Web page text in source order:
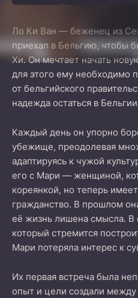
Ло Ки Ван — беженец из
приехал в Бельгию, чтобы
Хи. Он мечтает начать
для этого ему необходимо
от бельгийского
надежда остаться в
Каждый день он упорно
убежище, преодолевая
адаптируясь к чужой
его с Мари — женщиной,
кореянкой, но теперь
гражданство. В прошлом
её жизнь лишена смысла. В
который стремится
Мари потеряла интерес к
Их первая встреча была
опыт и цели создали